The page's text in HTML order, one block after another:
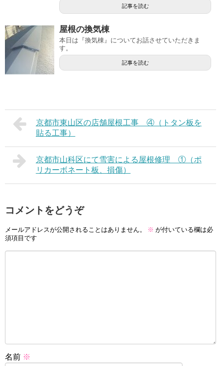
記事を読む
屋根の換気棟
本日は『換気棟』についてお話させていただきま
す。
記事を読む
京都市東山区の店舗屋根工事 ④（トタン板を
貼る工事）
京都市山科区にて雪害による屋根修理 ①（ポ
リカーボネート板、損傷）
コメントをどうぞ
メールアドレスが公開されることはありません。 ※ が付いている欄は必
須項目です
名前 ※